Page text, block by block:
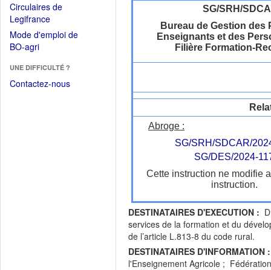
Circulaires de
Legifrance(Ouvrir
dans
une
fenêtre)
Mode d'emploi de
BO-agri(Ouvrir
une
nouvelle
UNE DIFFICULTÉ ?
Contactez-nous
SG/SRH/
Bureau de Gestion des
Enseignants et des
Filière Formation-
Abroge :
SG/SRH/SDCAR/
SG/DES/2024-
Cette instruction ne modifie
instruction.
DESTINATAIRES D'EXECUTION :
services de la formation et du
de l’article L.813-8 du code rural.
DESTINATAIRES D'INFORMATION :
l'Enseignement Agricole ;